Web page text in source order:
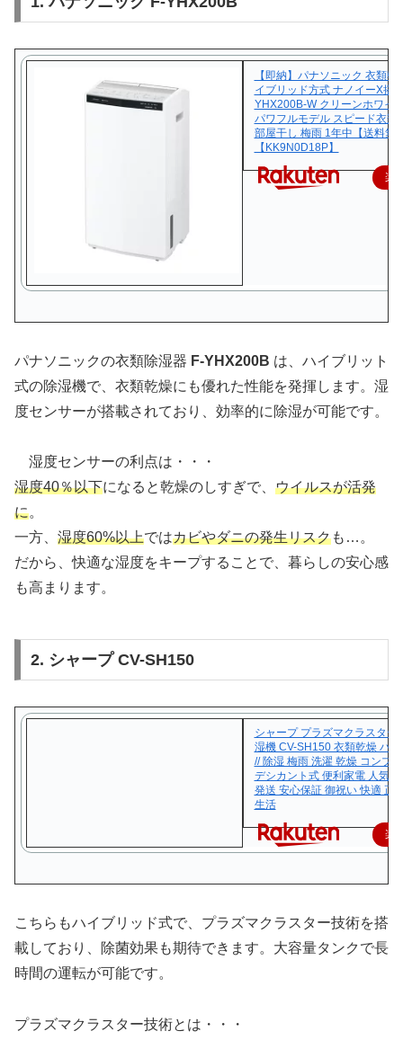
【即納】パナソニック 衣類乾
イブリッド方式 ナノイーX搭
YHX200B-W クリーンホワイ
パワフルモデル スピード衣類
部屋干し 梅雨 1年中【送料無
【KK9N0D18P】
楽
パナソニックの衣類除湿器 F-YHX200B は、ハイブリット
式の除湿機で、衣類乾燥にも優れた性能を発揮します。湿
度センサーが搭載されており、効率的に除湿が可能です。
湿度センサーの利点は・・・
湿度40％以下になると乾燥のしすぎで、 ウイルスが活発
に。
一方、 湿度60%以上ではカビやダニの発生リスクも…。
だから、快適な湿度をキープすることで、暮らしの安心感
も高まります。
2. シャープ CV-SH150
シャープ プラズマクラスター
湿機 CV-SH150 衣類乾燥 ハ
// 除湿 梅雨 洗濯 乾燥 コンプ
デシカント式 便利家電 人気
発送 安心保証 御祝い 快適 正
生活
楽
こちらもハイブリッド式で、プラズマクラスター技術を搭
載しており、除菌効果も期待できます。大容量タンクで長
時間の運転が可能です。
プラズマクラスター技術とは・・・